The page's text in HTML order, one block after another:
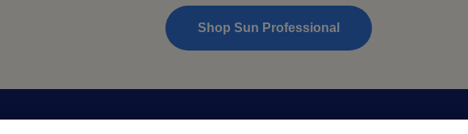
Shop Sun Professional